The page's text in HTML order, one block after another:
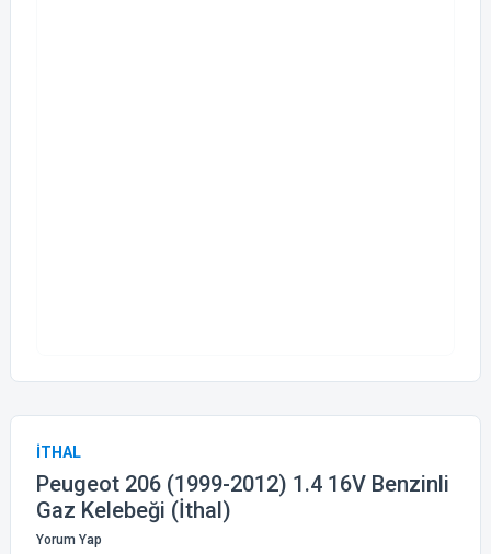
İTHAL
Peugeot 206 (1999-2012) 1.4 16V Benzinli
Gaz Kelebeği (İthal)
Yorum Yap